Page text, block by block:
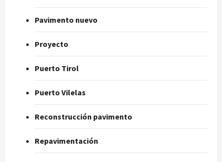
Pavimento nuevo
Proyecto
Puerto Tirol
Puerto Vilelas
Reconstrucción pavimento
Repavimentación